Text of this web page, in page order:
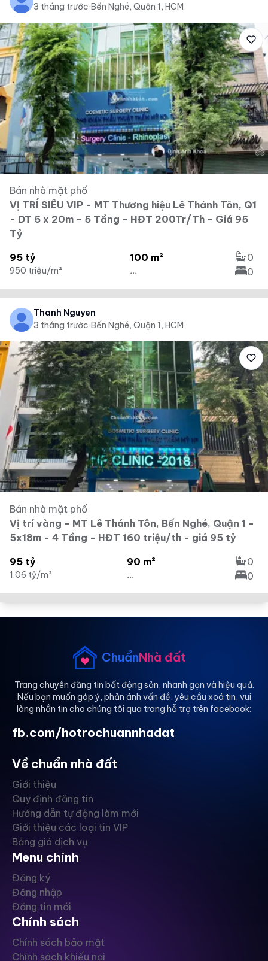
3 tháng trước·Bến Nghé, Quận 1, HCM
Bán nhà mặt phố
VỊ TRÍ SIÊU VIP - MT Thương hiệu Lê Thánh Tôn, Q1
- DT 5 x 20m - 5 Tầng - HĐT 200Tr/Th - Giá 95
Tỷ
95 tỷ
950 triệu/m²
100 m²
...
0
0
Thanh Nguyen
3 tháng trước·Bến Nghé, Quận 1, HCM
Bán nhà mặt phố
Vị trí vàng - MT Lê Thánh Tôn, Bến Nghé, Quận 1 -
5x18m - 4 Tầng - HĐT 160 triệu/th - giá 95 tỷ
95 tỷ
1.06 tỷ/m²
90 m²
...
0
0
ChuẩnNhà đất
Trang chuyên đăng tin bất động sản, nhanh gọn và hiệu quả.
Nếu bạn muốn góp ý, phản ánh vấn đề, yêu cầu xoá tin, vui
lòng nhắn tin cho chúng tôi qua trang hỗ trợ trên facebook:
fb.com/hotrochuannhadat
Về chuẩn nhà đất
Giới thiệu
Quy định đăng tin
Hướng dẫn tự động làm mới
Giới thiệu các loại tin VIP
Bảng giá dịch vụ
Menu chính
Đăng ký
Đăng nhập
Đăng tin mới
Chính sách
Chính sách bảo mật
Chính sách khiếu nại